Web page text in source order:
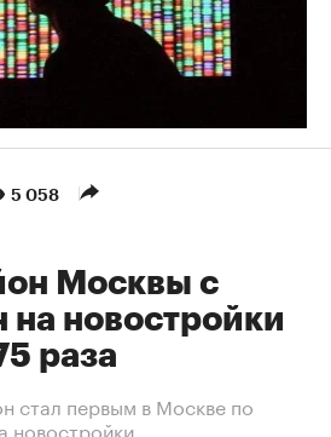
5 058
Москвы с
на новостройки
раза
стал первым в Москве по
новостройки